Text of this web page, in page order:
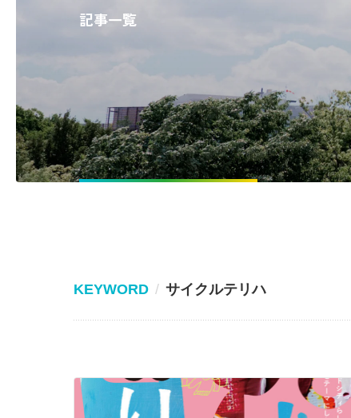
記事一覧
KEYWORD サイクルテリハ